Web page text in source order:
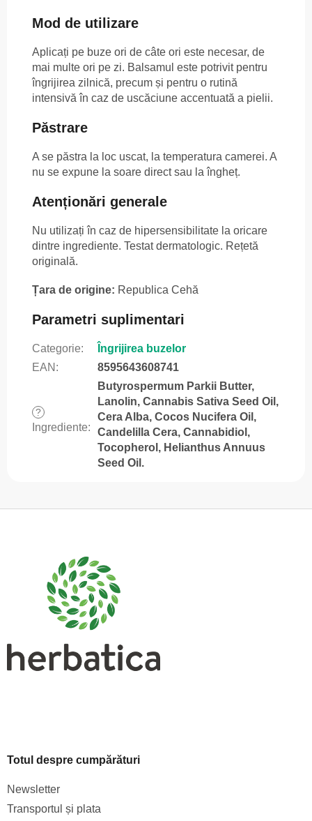
Mod de utilizare
Aplicați pe buze ori de câte ori este necesar, de
mai multe ori pe zi. Balsamul este potrivit pentru
îngrijirea zilnică, precum și pentru o rutină
intensivă în caz de uscăciune accentuată a pielii.
Păstrare
A se păstra la loc uscat, la temperatura camerei. A
nu se expune la soare direct sau la îngheț.
Atenționări generale
Nu utilizați în caz de hipersensibilitate la oricare
dintre ingrediente. Testat dermatologic. Rețetă
originală.
Țara de origine: Republica Cehă
Parametri suplimentari
Categorie:
Îngrijirea buzelor
EAN : 8595643608741
?
Ingrediente:
Butyrospermum Parkii Butter,
Lanolin, Cannabis Sativa Seed Oil,
Cera Alba, Cocos Nucifera Oil,
Candelilla Cera, Cannabidiol,
Tocopherol, Helianthus Annuus
Seed Oil.
Totul despre cumpărături
Newsletter
Transportul și plata